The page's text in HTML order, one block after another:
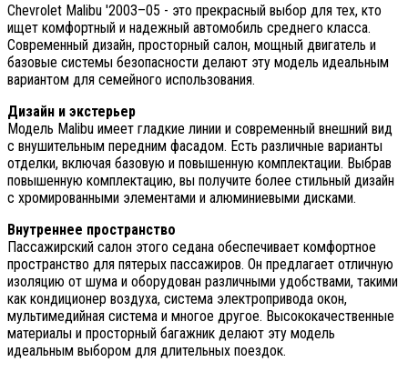
Chevrolet Malibu '2003–05 - это прекрасный выбор для тех, кто
ищет комфортный и надежный автомобиль среднего класса.
Современный дизайн, просторный салон, мощный двигатель и
базовые системы безопасности делают эту модель идеальным
вариантом для семейного использования.
Дизайн и экстерьер
Модель Malibu имеет гладкие линии и современный внешний вид
с внушительным передним фасадом. Есть различные варианты
отделки, включая базовую и повышенную комплектации. Выбрав
повышенную комплектацию, вы получите более стильный дизайн
с хромированными элементами и алюминиевыми дисками.
Внутреннее пространство
Пассажирский салон этого седана обеспечивает комфортное
пространство для пятерых пассажиров. Он предлагает отличную
изоляцию от шума и оборудован различными удобствами, такими
как кондиционер воздуха, система электропривода окон,
мультимедийная система и многое другое. Высококачественные
материалы и просторный багажник делают эту модель
идеальным выбором для длительных поездок.